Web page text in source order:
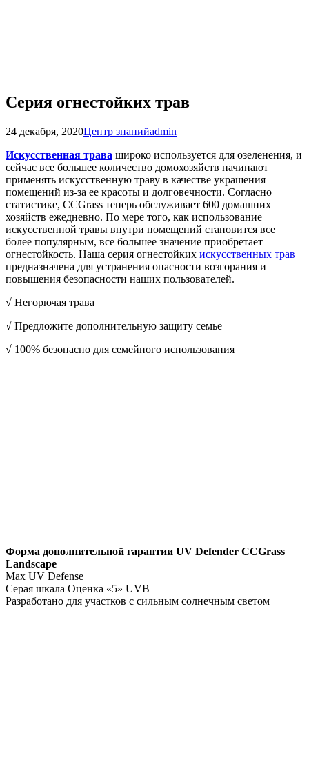
Серия огнестойких трав
24 декабря, 2020Центр знанийadmin
Искусственная трава широко используется для озеленения, и
сейчас все большее количество домохозяйств начинают
применять искусственную траву в качестве украшения
помещений из-за ее красоты и долговечности. Согласно
статистике, CCGrass теперь обслуживает 600 домашних
хозяйств ежедневно. По мере того, как использование
искусственной травы внутри помещений становится все
более популярным, все большее значение приобретает
огнестойкость. Наша серия огнестойких искусственных трав
предназначена для устранения опасности возгорания и
повышения безопасности наших пользователей.
√ Негорючая трава
√ Предложите дополнительную защиту семье
√ 100% безопасно для семейного использования
Форма дополнительной гарантии UV Defender CCGrass
Landscape
Max UV Defense
Серая шкала Оценка «5» UVB
Разработано для участков с сильным солнечным светом